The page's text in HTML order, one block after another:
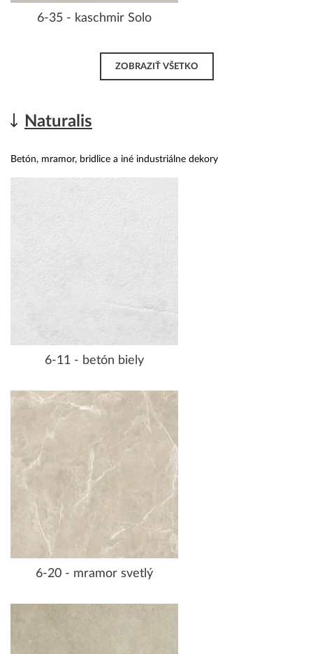
6-35 - kaschmir Solo
ZOBRAZIŤ VŠETKO
Naturalis
Betón, mramor, bridlice a iné industriálne dekory
6-11 - betón biely
6-20 - mramor svetlý